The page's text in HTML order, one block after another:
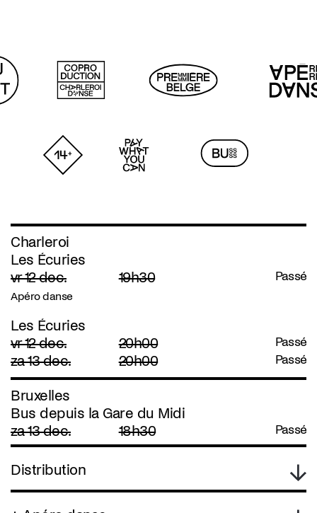
Charleroi
Les Écuries
vr 12 dec.
Apéro danse
19h30 Passé
Les Écuries
vr 12 dec.
20h00 Passé
za 13 dec. 20h00 Passé
Bruxelles
Bus depuis la Gare du Midi
za 13 dec.
18h30 Passé
Distribution